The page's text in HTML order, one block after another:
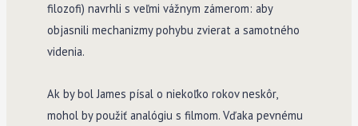
filozofi) navrhli s veľmi vážnym zámerom: aby
objasnili mechanizmy pohybu zvierat a samotného
videnia.
Ak by bol James písal o niekoľko rokov neskôr,
mohol by použiť analógiu s filmom. Vďaka pevnému